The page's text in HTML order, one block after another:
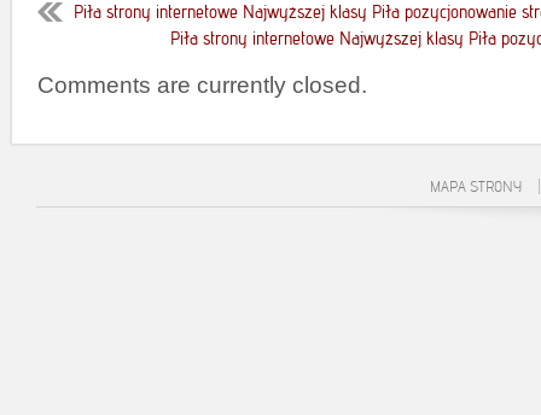
Piła strony internetowe Najwyższej klasy Piła pozycjonowanie
Piła strony internetowe Najwyższej klasy Piła
Comments are currently closed.
MAPA STRONY